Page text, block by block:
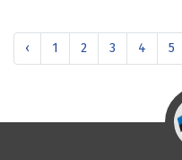
‹ 1 2 3 4 5